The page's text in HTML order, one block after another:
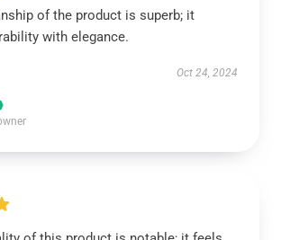
of the product is superb; it
with elegance.
Oct 24, 2024